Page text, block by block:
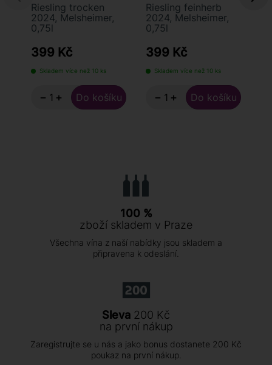
Riesling trocken
2024, Melsheimer,
0,75l
399 Kč
Skladem více než 10 ks
− +
Riesling feinherb
2024, Melsheimer,
0,75l
399 Kč
Skladem více než 10 ks
− +
100 %
zboží skladem v Praze
Všechna vína z naší nabídky jsou skladem a
připravena k odeslání.
Sleva 200 Kč
na první nákup
Zaregistrujte se u nás a jako bonus dostanete 200 Kč
poukaz na první nákup.